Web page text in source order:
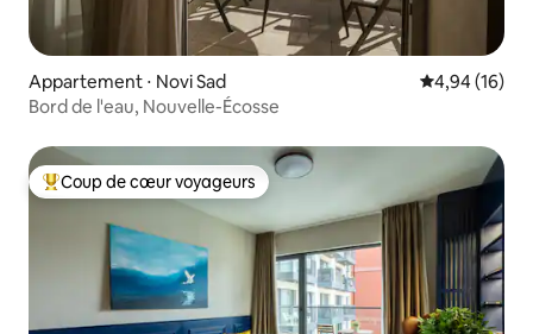
Appartement ⋅ Novi Sad Évaluation
4,94 (16)
Bord de l'eau, Nouvelle-Écosse
Coups de cœur voyageurs les plus appréciés
Coup de cœur voyageurs